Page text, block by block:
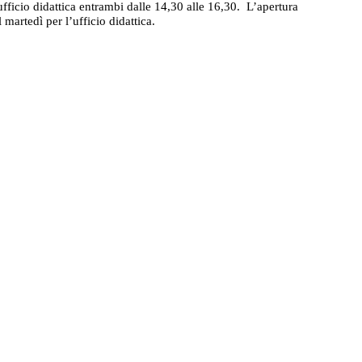
didattica entrambi dalle 14,30 alle 16,30. L’apertura
martedì per l’ufficio didattica.